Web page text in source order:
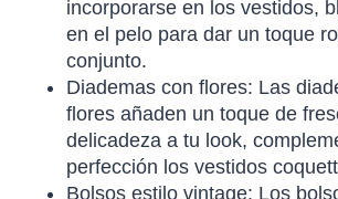
incorporarse en los vestidos,
en el pelo para dar un toque
conjunto.
Diademas con flores: Las
flores añaden un toque de
delicadeza a tu look,
perfección los vestidos
Bolsos estilo vintage: Los